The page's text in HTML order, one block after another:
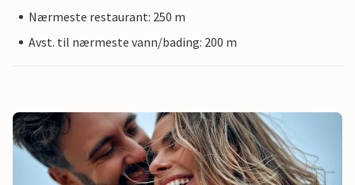
Nærmeste restaurant: 250 m
Avst. til nærmeste vann/bading: 200 m